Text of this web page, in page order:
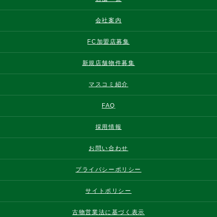
会社案内
FC加盟店募集
新規店舗物件募集
マスコミ紹介
FAQ
採用情報
お問い合わせ
プライバシーポリシー
サイトポリシー
古物営業法に基づく表示